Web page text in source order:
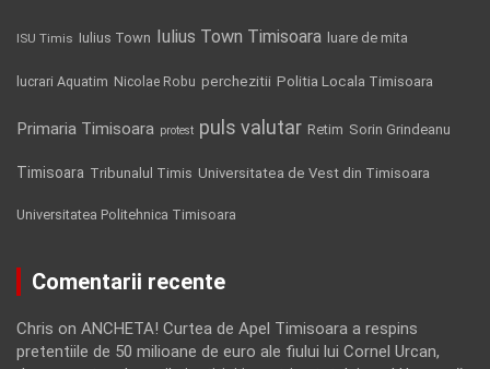
ISU Timis Iulius Town Iulius Town Timisoara luare de mita
lucrari Aquatim Nicolae Robu perchezitii Politia Locala Timisoara
Primaria Timisoara protest puls valutar Retim Sorin Grindeanu
Timisoara Tribunalul Timis Universitatea de Vest din Timisoara
Universitatea Politehnica Timisoara
Comentarii recente
Chris on ANCHETA! Curtea de Apel Timisoara a respins
pretentiile de 50 milioane de euro ale fiului lui Cornel Urcan,